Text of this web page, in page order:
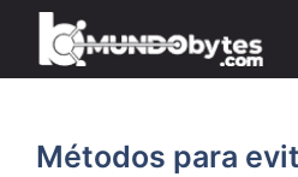
Saltar
contenido
Métodos para